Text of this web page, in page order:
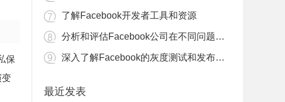
保
变
了解Facebook开发者工具和资源
分析和评估Facebook公司在不同问题上的立场和态度
深入了解Facebook的灰度测试和发布策略
最近发表